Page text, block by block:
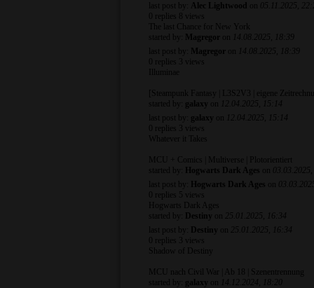
last post by:
Alec Lightwood on
05.11.2025,
replies
8 views
The last Chance for New York
started by:
Magregor on
14.08.2025, 18:39
last post by:
Magregor on
14.08.2025, 18:39
replies
3 views
Illuminae
[Steampunk Fantasy | L3S2V3 | eigene
started by: galaxy on
12.04.2025, 15:14
last post by: galaxy on
12.04.2025, 15:14
replies
3 views
Whatever it Takes
MCU + Comics | Multiverse | Plotorientiert
started by:
Hogwarts Dark Ages on
last post by:
Hogwarts Dark Ages on
replies 5 views
Hogwarts Dark Ages
started by:
Destiny on
25.01.2025, 16:34
last post by:
Destiny on
25.01.2025, 16:34
replies
3 views
Shadow of Destiny
MCU nach Civil War | Ab 18 | Szenentrennung
started by: galaxy on
14.12.2024, 18:20